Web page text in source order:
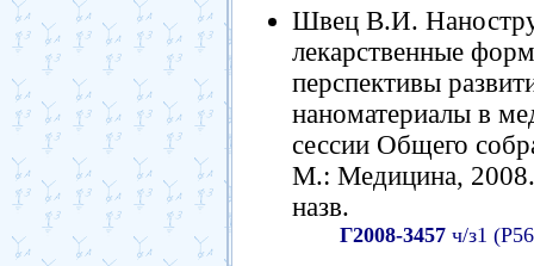
Швец В.И.
лекарственные
перспективы
наноматериалы в
cессии Общего
М.: Медицина,
назв.
Г2008-3457 ч/з1